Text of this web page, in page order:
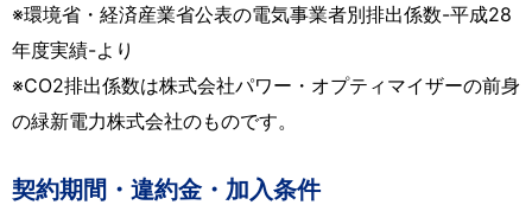
※環境省・経済産業省公表の電気事業者別排出係数-平成28
年度実績-より
※CO2排出係数は株式会社パワー・オプティマイザーの前身
の緑新電力株式会社のものです。
契約期間・違約金・加入条件